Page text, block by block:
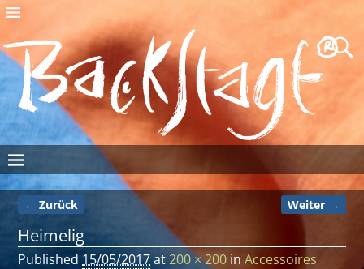
Bilder-Navigation
← Zurück Weiter →
Heimelig
Published 15/05/2017at200 × 200 inAccessoires